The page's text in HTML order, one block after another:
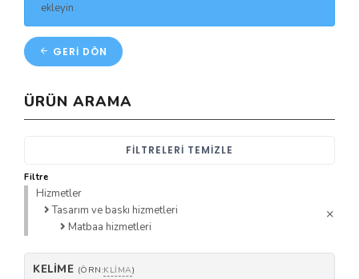
ekleyin
GERI DÖN
ÜRÜN ARAMA
FILTRELERI TEMIZLE
Filtre
Hizmetler
Tasarım ve baskı hizmetleri
Matbaa hizmetleri
KELIME (ÖRN:KLIMA)